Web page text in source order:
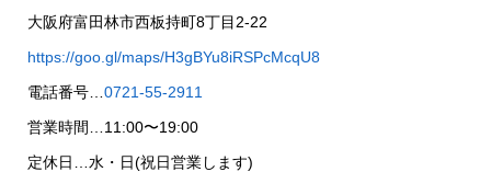
大阪府富田林市西板持町8丁目2-22
https://goo.gl/maps/H3gBYu8iRSPcMcqU8
電話番号… 0721-55-2911
営業時間…11:00〜19:00
定休日…水・日(祝日営業します)